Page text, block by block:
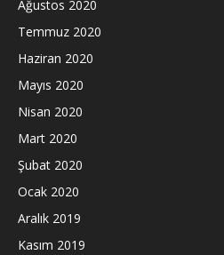
Ağustos 2020
Temmuz 2020
Haziran 2020
Mayıs 2020
Nisan 2020
Mart 2020
Şubat 2020
Ocak 2020
Aralık 2019
Kasım 2019